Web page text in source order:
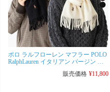
ポロ ラルフローレン マフラー POLO
RalphLauren イタリアン バージン ウ
販売価格 ¥11,800